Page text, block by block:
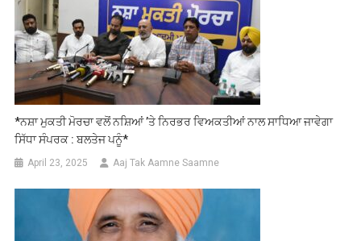
*ਨਸ਼ਾ ਮੁਕਤੀ ਮੋਰਚਾ ਵਲੋਂ ਨਸ਼ਿਆਂ ’ਤੇ ਨਿਰਭਰ ਵਿਅਕਤੀਆਂ ਨਾਲ ਸਾਧਿਆ ਜਾਵੇਗਾ
ਸਿੱਧਾ ਸੰਪਰਕ : ਬਲਤੇਜ ਪਨੂੰ*
April 23, 2025 Aaj Tak Aamne Saamne